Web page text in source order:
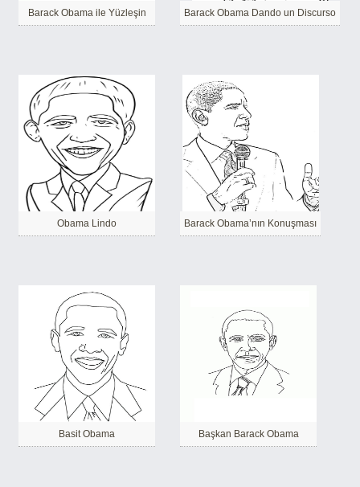
Barack Obama ile Yüzleşin Barack Obama Dando un Discurso
Obama Lindo Barack Obama’nın Konuşması
Basit Obama Başkan Barack Obama